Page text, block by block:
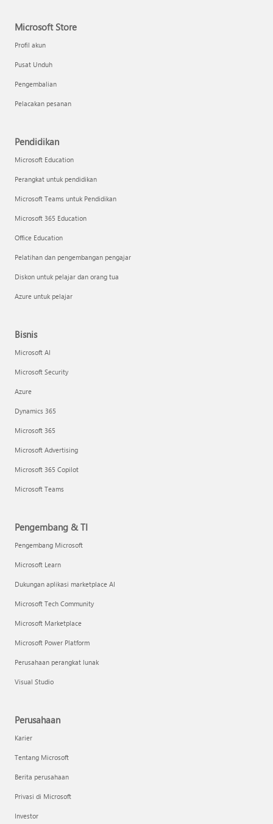
Microsoft Store
Profil akun
Pusat Unduh
Pengembalian
Pelacakan pesanan
Pendidikan
Microsoft Education
Perangkat untuk pendidikan
Microsoft Teams untuk Pendidikan
Microsoft 365 Education
Office Education
Pelatihan dan pengembangan pengajar
Diskon untuk pelajar dan orang tua
Azure untuk pelajar
Bisnis
Microsoft AI
Microsoft Security
Azure
Dynamics 365
Microsoft 365
Microsoft Advertising
Microsoft 365 Copilot
Microsoft Teams
Pengembang & TI
Pengembang Microsoft
Microsoft Learn
Dukungan aplikasi marketplace AI
Microsoft Tech Community
Microsoft Marketplace
Microsoft Power Platform
Perusahaan perangkat lunak
Visual Studio
Perusahaan
Karier
Tentang Microsoft
Berita perusahaan
Privasi di Microsoft
Investor